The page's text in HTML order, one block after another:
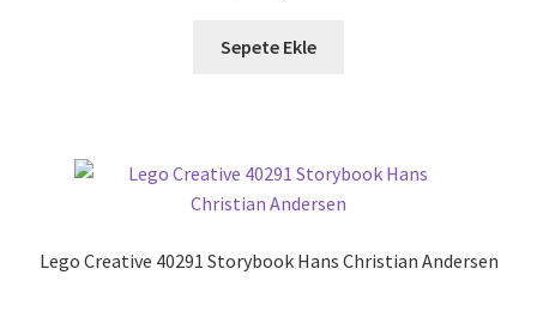
Sepete Ekle
Lego Creative 40291 Storybook Hans Christian Andersen